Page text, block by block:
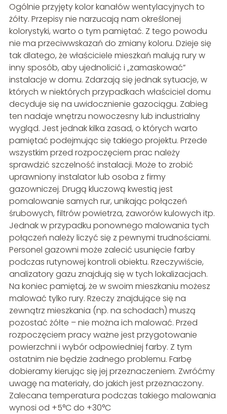
Ogólnie przyjęty kolor kanałów wentylacyjnych to
żółty. Przepisy nie narzucają nam określonej
kolorystyki, warto o tym pamiętać. Z tego powodu
nie ma przeciwwskazań do zmiany koloru. Dzieje się
tak dlatego, że właściciele mieszkań malują rury w
inny sposób, aby ujednolicić i „zamaskować”
instalacje w domu. Zdarzają się jednak sytuacje, w
których w niektórych przypadkach właściciel domu
decyduje się na uwidocznienie gazociągu. Zabieg
ten nadaje wnętrzu nowoczesny lub industrialny
wygląd. Jest jednak kilka zasad, o których warto
pamiętać podejmując się takiego projektu. Przede
wszystkim przed rozpoczęciem prac należy
sprawdzić szczelność instalacji. Może to zrobić
uprawniony instalator lub osoba z firmy
gazowniczej. Drugą kluczową kwestią jest
pomalowanie samych rur, unikając połączeń
śrubowych, filtrów powietrza, zaworów kulowych itp.
Jednak w przypadku ponownego malowania tych
połączeń należy liczyć się z pewnymi trudnościami.
Personel gazowni może zalecić usunięcie farby
podczas rutynowej kontroli obiektu. Rzeczywiście,
analizatory gazu znajdują się w tych lokalizacjach.
Na koniec pamiętaj, że w swoim mieszkaniu możesz
malować tylko rury. Rzeczy znajdujące się na
zewnątrz mieszkania (np. na schodach) muszą
pozostać żółte – nie można ich malować. Przed
rozpoczęciem pracy ważne jest przygotowanie
powierzchni i wybór odpowiedniej farby. Z tym
ostatnim nie będzie żadnego problemu. Farbę
dobieramy kierując się jej przeznaczeniem. Zwróćmy
uwagę na materiały, do jakich jest przeznaczony.
Zalecana temperatura podczas takiego malowania
wynosi od +5°C do +30°C